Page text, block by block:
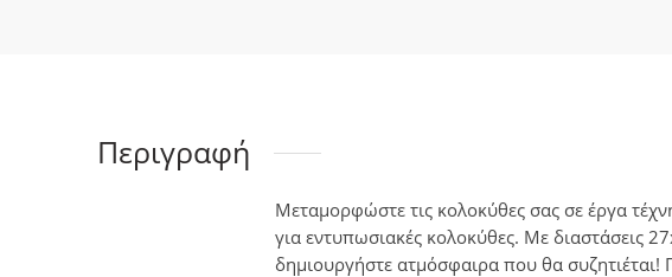
Περιγραφή
Μεταμορφώστε τις κολοκύθες σας σε έργα
για εντυπωσιακές κολοκύθες. Με διαστάσεις
δημιουργήστε ατμόσφαιρα που θα συζητιέται!